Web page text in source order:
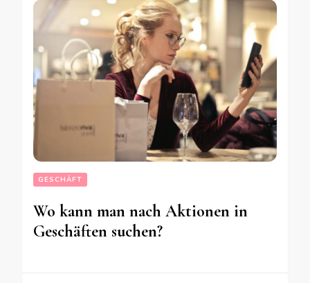
GESCHÄFT
Wo kann man nach Aktionen in
Geschäften suchen?